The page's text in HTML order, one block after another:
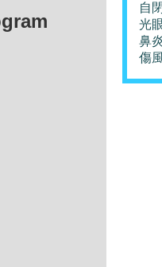
自
光
鼻
傷